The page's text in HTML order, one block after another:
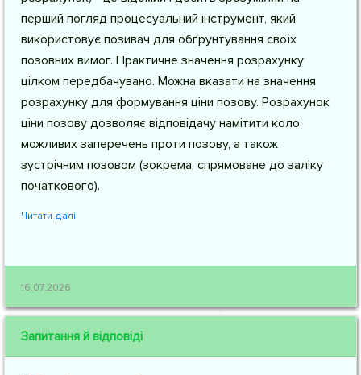
перший погляд процесуальний інструмент, який
використовує позивач для обґрунтування своїх
позовних вимог. Практичне значення розрахунку
цілком передбачувано. Можна вказати на значення
розрахунку для формування ціни позову. Розрахунок
ціни позову дозволяє відповідачу намітити коло
можливих заперечень проти позову, а також
зустрічним позовом (зокрема, спрямоване до заліку
початкового).
Читати далі
16.07.2026
Запитання й відповіді